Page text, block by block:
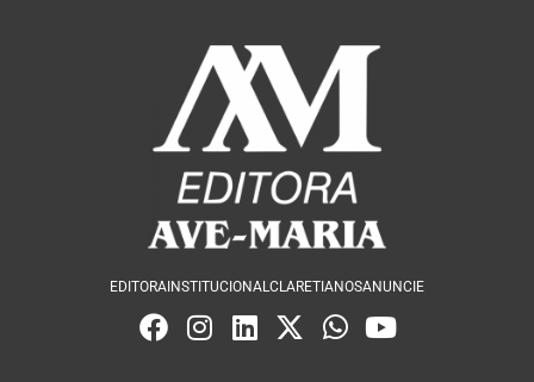
EDITORA INSTITUCIONALCLARETIANOSANUNCIE